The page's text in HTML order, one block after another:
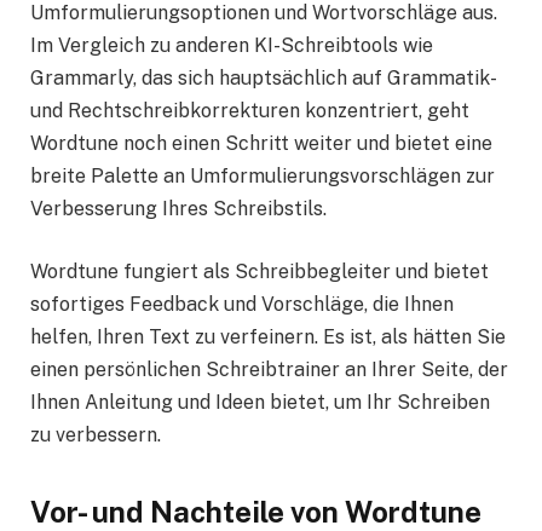
Umformulierungsoptionen und Wortvorschläge aus.
Im Vergleich zu anderen KI-Schreibtools wie
Grammarly, das sich hauptsächlich auf Grammatik-
und Rechtschreibkorrekturen konzentriert, geht
Wordtune noch einen Schritt weiter und bietet eine
breite Palette an Umformulierungsvorschlägen zur
Verbesserung Ihres Schreibstils.
Wordtune fungiert als Schreibbegleiter und bietet
sofortiges Feedback und Vorschläge, die Ihnen
helfen, Ihren Text zu verfeinern. Es ist, als hätten Sie
einen persönlichen Schreibtrainer an Ihrer Seite, der
Ihnen Anleitung und Ideen bietet, um Ihr Schreiben
zu verbessern.
Vor- und Nachteile von Wordtune